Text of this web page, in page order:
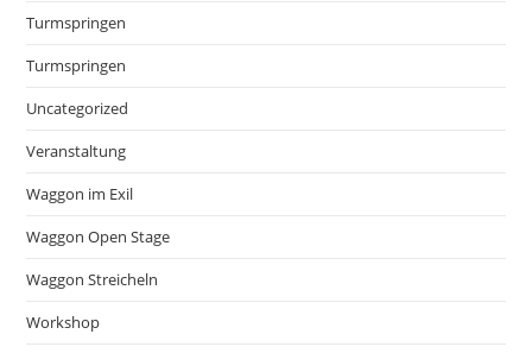
Turmspringen
Turmspringen
Uncategorized
Veranstaltung
Waggon im Exil
Waggon Open Stage
Waggon Streicheln
Workshop